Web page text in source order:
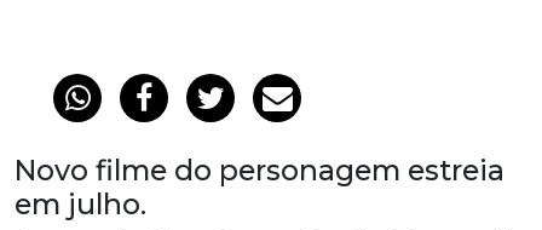
Novo filme do personagem estreia
em julho.